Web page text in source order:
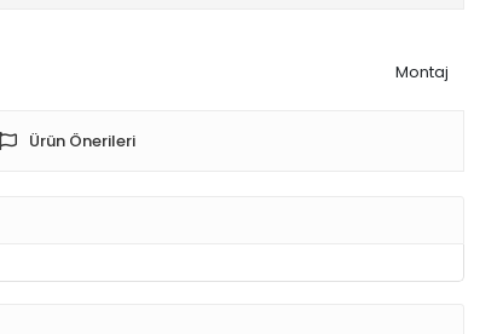
Montaj
Ürün Önerileri